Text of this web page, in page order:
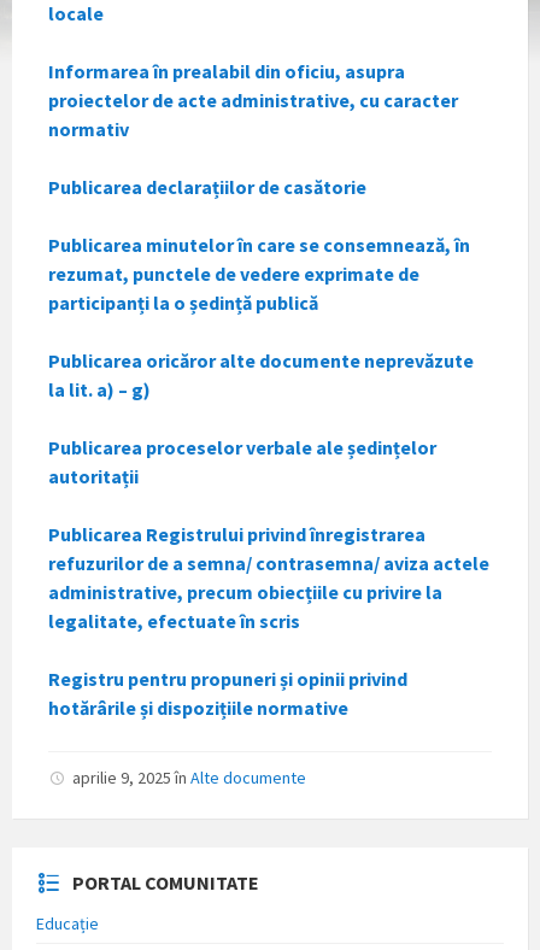
locale
Informarea în prealabil din oficiu, asupra
proiectelor de acte administrative, cu caracter
normativ
Publicarea declarațiilor de casătorie
Publicarea minutelor în care se consemnează, în
rezumat, punctele de vedere exprimate de
participanți la o ședință publică
Publicarea oricăror alte documente neprevăzute
la lit. a) – g)
Publicarea proceselor verbale ale ședințelor
autoritații
Publicarea Registrului privind înregistrarea
refuzurilor de a semna/ contrasemna/ aviza actele
administrative, precum obiecțiile cu privire la
legalitate, efectuate în scris
Registru pentru propuneri și opinii privind
hotărârile și dispozițiile normative
aprilie 9, 2025în Alte documente
PORTAL COMUNITATE
Educație